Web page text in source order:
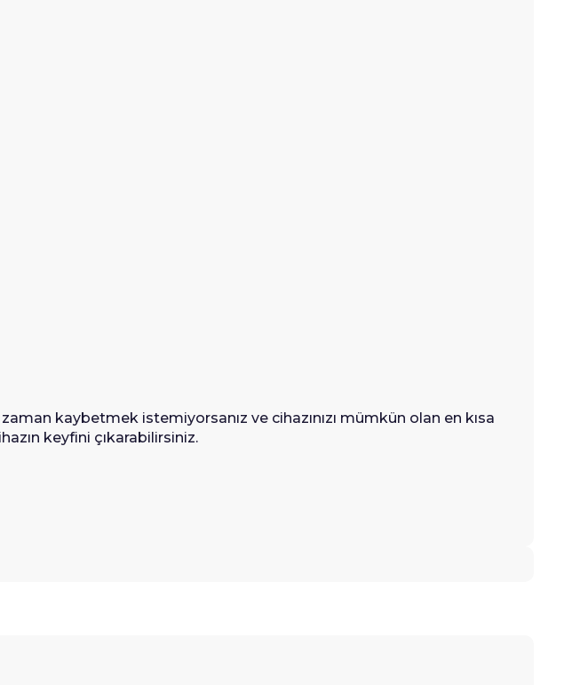
kaybetmek istemiyorsanız ve cihazınızı mümkün olan en kısa
keyfini çıkarabilirsiniz.